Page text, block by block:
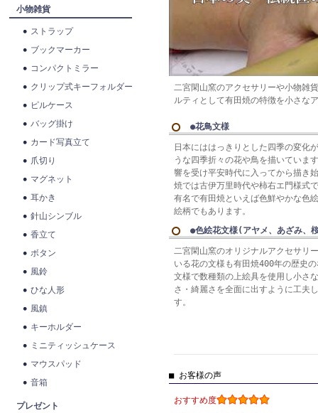
小物雑貨
ストラップ
ブックマーカー
コンパクトミラー
クリップ式キーフォルダー
ピルケース
バッグ掛け
カード写真立て
爪切り
マグネット
耳かき
針山シンブル
香立て
ボタン
風鈴
ひな人形
風鎮
キーホルダー
ミニティッシュケース
マウスパッド
音箱
プレゼント
二宮閑山窯のアクセサリーや小物雑
ルティとして有田焼の特徴を小さな
●花鳥文様
日本にははっきりとした四季の変化
うな四季折々の花や鳥を描いていま
響を受け平安時代に入ってから描き
焼では古伊万里時代や柿右エ門様式
有名で有田焼といえば色鮮やかな色
絵柄でもあります。
●色絵花文様(アヤメ、あざみ、
二宮閑山窯のオリジナルアクセサリ
いる花の文様も有田焼400年の歴史
文様で数種類の上絵具を使用し小さ
さ・綺麗さを全面に出すように工夫
す。
■ お客様の声
おすすめ度